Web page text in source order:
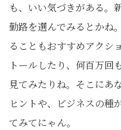
も、いい気づきがある。
勤路を選んでみるとかね
ることもおすすめアクシ
トールしたり、何百万回
見てみたりね。そこにあ
ヒントや、ビジネスの種
てみてにゃん。